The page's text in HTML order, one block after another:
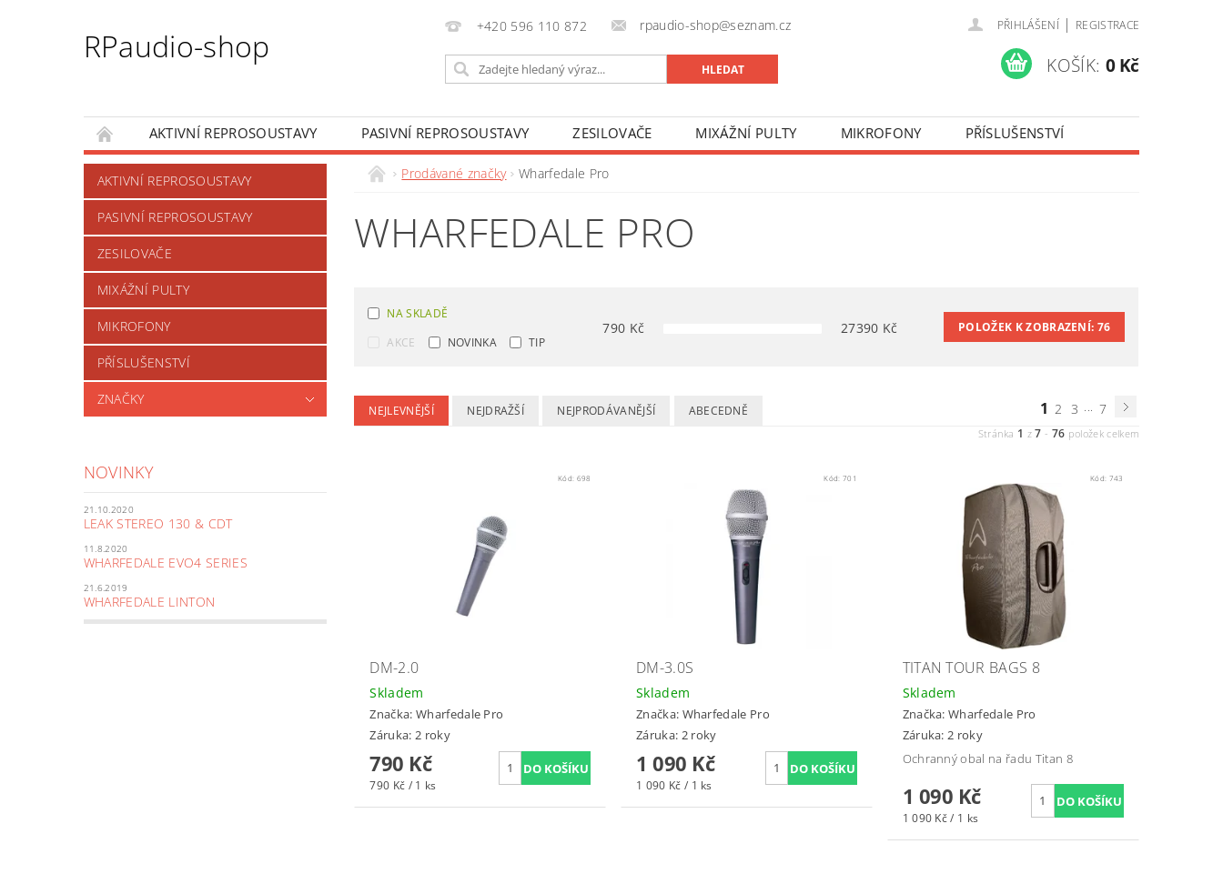
RPaudio-shop
+420 596 110 872 rpaudio-shop@seznam.cz PŘIHLÁŠENÍ | REGISTRACE
KOŠÍK: 0 Kč
AKTIVNÍ REPROSOUSTAVY PASIVNÍ REPROSOUSTAVY ZESILOVAČE MIXÁŽNÍ PULTY MIKROFONY PŘÍSLUŠENSTVÍ
AKTIVNÍ REPROSOUSTAVY
PASIVNÍ REPROSOUSTAVY
ZESILOVAČE
MIXÁŽNÍ PULTY
MIKROFONY
PŘÍSLUŠENSTVÍ
ZNAČKY
NOVINKY
21.10.2020
LEAK STEREO 130 & CDT
11.8.2020
WHARFEDALE EVO4 SERIES
21.6.2019
WHARFEDALE LINTON
Prodávané značky Wharfedale Pro
WHARFEDALE PRO
NA SKLADĚ
AKCE
NOVINKA TIP
790 Kč 27390 Kč POLOŽEK K ZOBRAZENÍ: 76
NEJLEVNĚJŠÍ NEJDRAŽŠÍ NEJPRODÁVANĚJŠÍ ABECEDNĚ 1 2 3 ... 7
Stránka 1 z7 - 76 položek celkem
Kód: 698
DM-2.0
Skladem
Značka: Wharfedale Pro
Záruka: 2 roky
790 Kč
790 Kč / 1 ks
Kód:701
DM-3.0S
Skladem
Značka: Wharfedale Pro
Záruka: 2 roky
1 090 Kč
1 090 Kč / 1 ks
Kód: 743
TITAN TOUR BAGS 8
Skladem
Značka:Wharfedale Pro
Záruka: 2 roky
Ochranný obal na řadu Titan 8
1 090 Kč
1 090 Kč / 1 ks